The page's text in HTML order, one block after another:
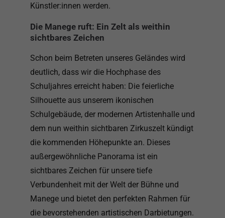
Künstler:innen werden.
Die Manege ruft: Ein Zelt als weithin
sichtbares Zeichen
Schon beim Betreten unseres Geländes wird
deutlich, dass wir die Hochphase des
Schuljahres erreicht haben: Die feierliche
Silhouette aus unserem ikonischen
Schulgebäude, der modernen Artistenhalle und
dem nun weithin sichtbaren Zirkuszelt kündigt
die kommenden Höhepunkte an. Dieses
außergewöhnliche Panorama ist ein
sichtbares Zeichen für unsere tiefe
Verbundenheit mit der Welt der Bühne und
Manege und bietet den perfekten Rahmen für
die bevorstehenden artistischen Darbietungen.